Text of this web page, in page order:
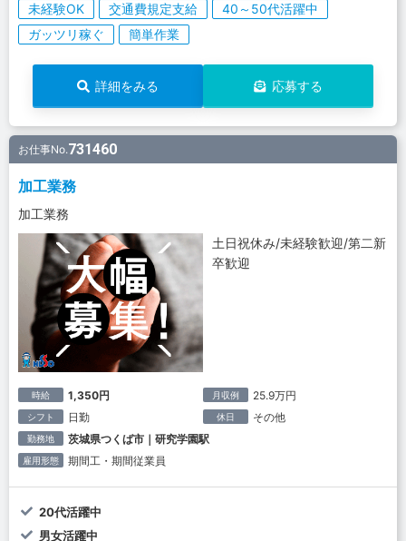
未経験OK 交通費規定支給
40～50代活躍中
ガッツリ稼ぐ
簡単作業
詳細をみる 応募する
お仕事No.731460
加工業務
加工業務
土日祝休み/未経験歓迎/第二新
卒歓迎
時給 1,350円 月収例 25.9万円
シフト 日勤 休日 その他
勤務地 茨城県つくば市｜研究学園駅
雇用形態 期間工・期間従業員
20代活躍中
男女活躍中